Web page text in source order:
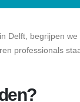
Delft, begrijpen
professionals